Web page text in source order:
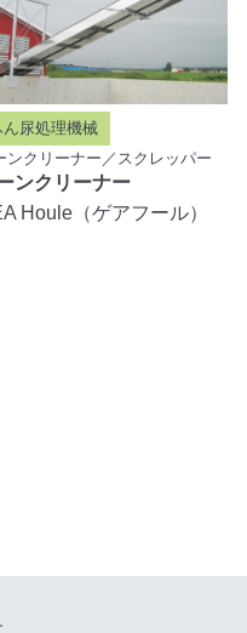
ん尿処理機械
ンクリーナー／スクレッパー
ンクリーナー
Houle（ゲアフール）